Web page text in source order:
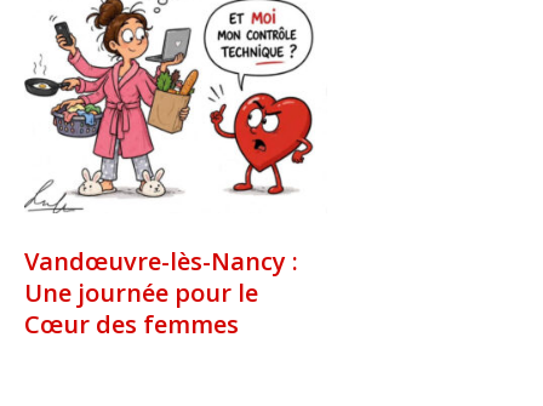
Vandœuvre-lès-Nancy :
Une journée pour le
Cœur des femmes